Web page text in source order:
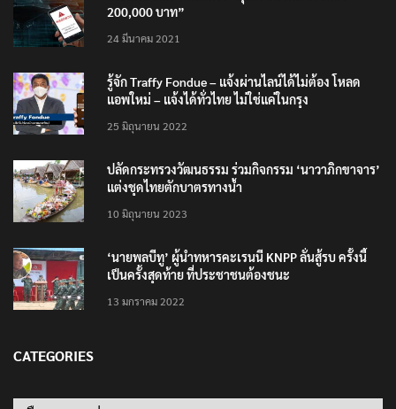
200,000 บาท”
24 มีนาคม 2021
รู้จัก Traffy Fondue – แจ้งผ่านไลน์ได้ไม่ต้อง โหลด
แอพใหม่ – แจ้งได้ทั่วไทย ไม่ใช่แค่ในกรุง
25 มิถุนายน 2022
ปลัดกระทรวงวัฒนธรรม ร่วมกิจกรรม ‘นาวาภิกขาจาร’
แต่งชุดไทยตักบาตรทางน้ำ
10 มิถุนายน 2023
‘นายพลบีทู’ ผู้นำทหารคะเรนนี KNPP ลั่นสู้รบ ครั้งนี้
เป็นครั้งสุดท้าย ที่ประชาชนต้องชนะ
13 มกราคม 2022
CATEGORIES